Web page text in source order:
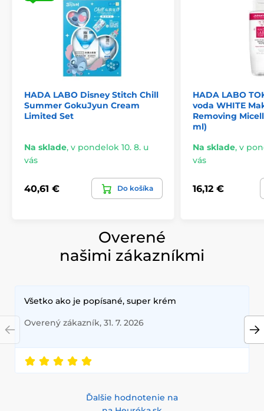
HADA LABO Disney Stitch Chill
Summer GokuJyun Cream
Limited Set
Na sklade, v pondelok 10. 8. u
vás
40,61 € Do košíka
HADA LABO
voda WHITE
Removing
ml)
Na sklade, v
vás
16,12 €
Overené
našimi zákazníkmi
Všetko ako je popísané, super krém
Overený zákazník, 31. 7. 2026
Ďalšie hodnotenie na